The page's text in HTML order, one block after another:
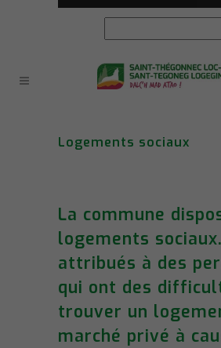
Logements sociaux
La commune
logements
attribués à des
qui ont des
trouver un
marché privé à